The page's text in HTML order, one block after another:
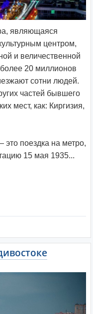
являющаяся
центром,
и величественной
20 миллионов
сотни людей.
частей бывшего
мест, как: Киргизия,
это поездка на метро,
15 мая 1935...